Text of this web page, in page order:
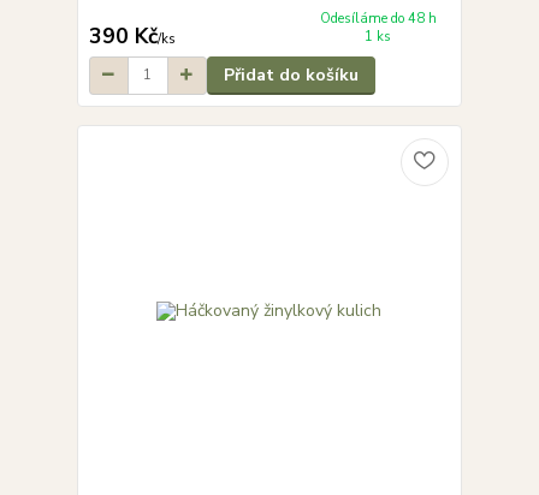
390 Kč/ks
Odesíláme do 48 h
1 ks
Přidat do košíku